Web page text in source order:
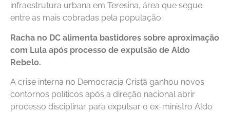
infraestrutura urbana em Teresina, área que segue
entre as mais cobradas pela população.
Racha no DC alimenta bastidores sobre aproximação
com Lula após processo de expulsão de Aldo
Rebelo.
A crise interna no Democracia Cristã ganhou novos
contornos políticos após a direção nacional abrir
processo disciplinar para expulsar o ex-ministro Aldo